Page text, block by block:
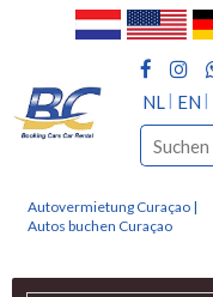
NL EN
Autovermietung Curaçao |
Autos buchen Curaçao